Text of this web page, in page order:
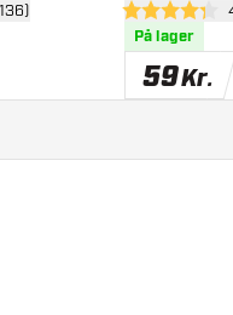
4.3
På lager
59Kr.